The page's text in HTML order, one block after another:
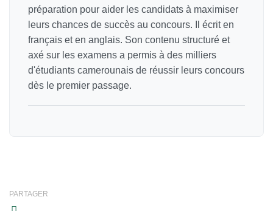
préparation pour aider les candidats à maximiser
leurs chances de succès au concours. Il écrit en
français et en anglais. Son contenu structuré et
axé sur les examens a permis à des milliers
d'étudiants camerounais de réussir leurs concours
dès le premier passage.
PARTAGER